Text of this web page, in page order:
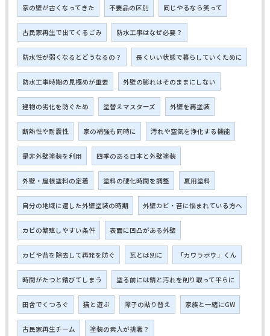
家の壁が古くなってきた 不要品の区別 同じやるなら笑って
古民家再生で出てくるごみ 防水工事はなぜ必要？
防水性が弱くなるとどうなるの？ 長くいい状態で暮らしていくために
防水工事時期の見極めが重要 外壁の膨れはそのままにしない
建物の劣化を防ぐため 塗替えマスターズ 外壁を再塗装
断熱性や耐震性 家の補強も同時に 汚れや空気を浄化する機能
是非外壁塗装を利用 四季のある日本と外壁塗装
外壁・屋根塗料の定着 塗料の硬化時間を調整 夏用塗料
自分の地域に適した外壁塗装の時期 外壁カビ・苔に悩まれている方へ
カビの繁殖しやすい条件 表面に凹凸がある外壁
カビや苔を除去して再発を防ぐ 瓦とは別に 「カワラボウ」くん
時間がたつと錆びてしまう 塗る前には錆と汚れを削り取って平らに
田舎でくつろぐ 猫と遊ぶ 障子の貼り替え 家族と一緒にGW
古民家再生チーム 塗装の素人が挑戦？